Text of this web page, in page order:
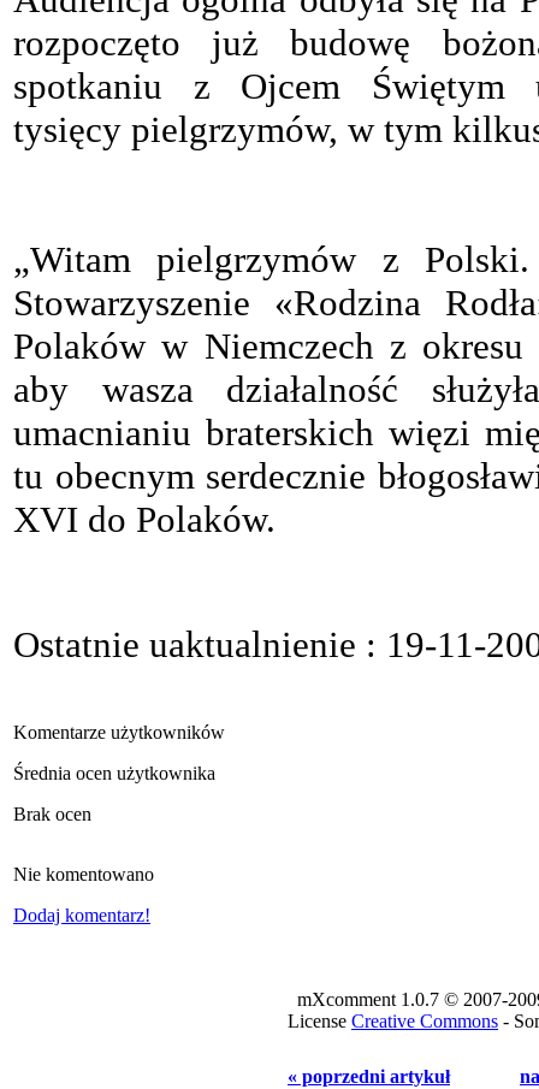
rozpoczęto już budowę
spotkaniu z Ojcem Świętym
tysięcy pielgrzymów, w tym
„Witam pielgrzymów z Polski.
Stowarzyszenie «Rodzina
Polaków w Niemczech z
aby wasza działalność
umacnianiu braterskich więzi
tu obecnym serdecznie
XVI do Polaków.
Ostatnie uaktualnienie : 19-11-
Komentarze użytkowników
Średnia ocen użytkownika
Brak ocen
Nie komentowano
Dodaj komentarz!
mXcomment 1.0.7 © 2007-
License Creative Commons -
« poprzedni artykuł